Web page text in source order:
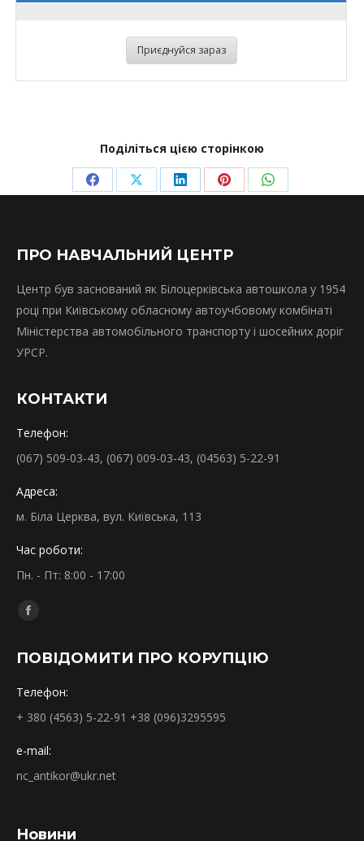
Приєднуйся зараз
Поділіться цією сторінкою
Share Share Share Share Share
ПРО НАВЧАЛЬНИЙ ЦЕНТР
Центр був заснований як Білоцерківська автошкола у 1954
році при Київському обласному автоучбовому комбінаті
Міністерства автомобільного транспорту і шосейних доріг
УРСР.
КОНТАКТИ
Телефон:
(067) 509-03-43, (067) 009-03-43, (04563) 5-22-91
Адреса:
м. Біла Церква, вул. Київська, 113
Час роботи:
Пн. - Пт: 8:00 - 17:00
Find us on:
Facebook
opens
new
window
ПОВІДОМИТИ ПРО КОРУПЦІЮ
Телефон:
+ 380 (4563) 5-22-91 +38 (096)3295595
e-mail:
nc_antikor@ukr.net
Новини